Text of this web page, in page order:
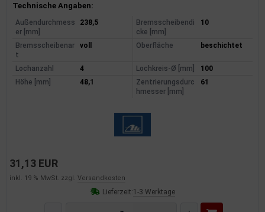
Produktinformationen
Technische Angaben:
Außendurchmess
er [mm]
238,5
Bremsscheibendi
cke [mm]
10
Bremsscheibenar
t
voll Oberfläche beschichtet
Lochanzahl 4 Lochkreis-Ø [mm]
100
Höhe [mm]
48,1
Zentrierungsdurc
hmesser [mm]
61
31,13 EUR
inkl. 19 % MwSt. zzgl. Versandkosten
Lieferzeit:1-3 Werktage